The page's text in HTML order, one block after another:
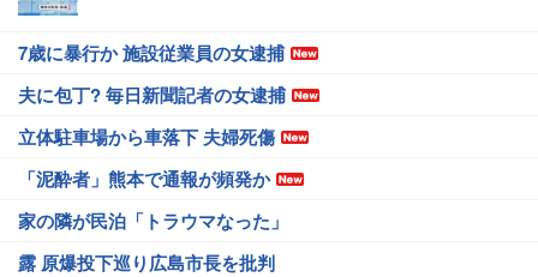
7歳に暴行か 施設従業員の女逮捕
夫に包丁? 毎日新聞記者の女逮捕
立体駐車場から車落下 夫婦死傷
「泥酔者」熊本で通報が頻発か
家の隣が民泊「トラウマなった」
露 原爆投下巡り広島市長を批判